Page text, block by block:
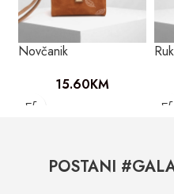
Novčanik
15.60KM
POSTANI